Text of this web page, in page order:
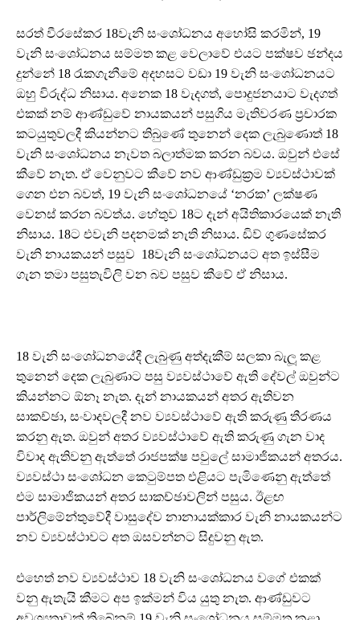
සරත් වීරසේකර 18වැනි සංශෝධනය අහෝසි කරමින්, 19
වැනි සංශෝධනය සම්මත කළ වෙලාවේ එයට පක්ෂව ඡන්දය
දුන්නේ 18 රැකගැනීමේ අදහසට වඩා 19 වැනි සංශෝධනයට
ඔහු විරුද්ධ නිසාය. අනෙක 18 වැදගත්, පොදුජනයාට වැදගත්
එකක් නම් ආණ්ඩුවේ නායකයන් පසුගිය මැතිවරණ ප්‍රචාරක
කටයුතුවලදී කියන්නට තිබුණේ තුනෙන් දෙක ලැබුණොත් 18
වැනි සංශෝධනය නැවත බලාත්මක කරන බවය. ඔවුන් එසේ
කීවේ නැත. ඒ වෙනුවට කීවේ නව ආණ්ඩුක්‍රම ව්‍යවස්ථාවක්
ගෙන එන බවත්, 19 වැනි සංශෝධනයේ ‘නරක’ ලක්ෂණ
වෙනස් කරන බවත්ය. හේතුව 18ට දැන් අයිතිකාරයෙක් නැති
නිසාය. 18ට එවැනි පදනමක් නැති නිසාය. ඩිව් ගුණසේකර
වැනි නායකයන් පසුව 18වැනි සංශෝධනයට අත ඉස්සීම
ගැන තමා පසුතැවිලි වන බව පසුව කීවේ ඒ නිසාය.
18 වැනි සංශෝධනයේදී ලැබුණු අත්දැකීම් සලකා බැලූ කළ
තුනෙන් දෙක ලැබුණාට පසු ව්‍යවස්ථාවේ ඇති දේවල් ඔවුන්ට
කියන්නට ඕනෑ නැත. දැන් නායකයන් අතර ඇතිවන
සාකච්ඡා, සංවාදවලදී නව ව්‍යවස්ථාවේ ඇති කරුණු තීරණය
කරනු ඇත. ඔවුන් අතර ව්‍යවස්ථාවේ ඇති කරුණු ගැන වාද
විවාද ඇතිවනු ඇත්තේ රාජපක්ෂ පවුලේ සාමාජිකයන් අතරය.
ව්‍යවස්ථා සංශෝධන කෙටුම්පත එළියට පැමිණෙනු ඇත්තේ
එම සාමාජිකයන් අතර සාකච්ඡාවලින් පසුය. ඊළඟ
පාර්ලිමේන්තුවේදී වාසුදේව නානායක්කාර වැනි නායකයන්ට
නව ව්‍යවස්ථාවට අත ඔසවන්නට සිදුවනු ඇත.
එහෙත් නව ව්‍යවස්ථාව 18 වැනි සංශෝධනය වගේ එකක්
වනු ඇතැයි කීමට අප ඉක්මන් විය යුතු නැත. ආණ්ඩුවට